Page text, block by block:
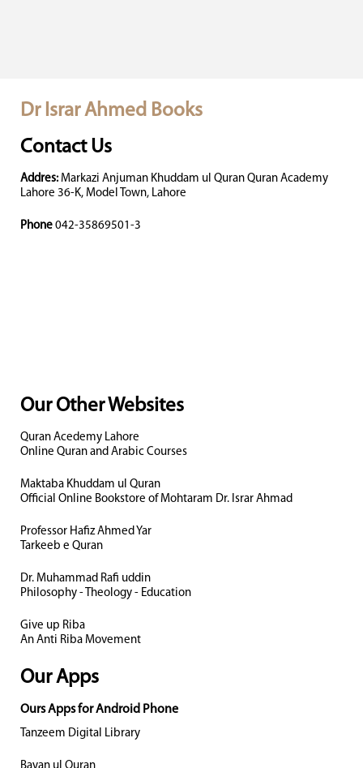
Dr Israr Ahmed Books
Contact Us
Addres: Markazi Anjuman Khuddam ul Quran Quran Academy
Lahore 36-K, Model Town, Lahore
Phone 042-35869501-3
Our Other Websites
Quran Acedemy Lahore
Online Quran and Arabic Courses
Maktaba Khuddam ul Quran
Official Online Bookstore of Mohtaram Dr. Israr Ahmad
Professor Hafiz Ahmed Yar
Tarkeeb e Quran
Dr. Muhammad Rafi uddin
Philosophy - Theology - Education
Give up Riba
An Anti Riba Movement
Our Apps
Ours Apps for Android Phone
Tanzeem Digital Library